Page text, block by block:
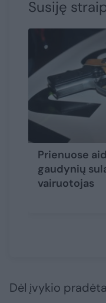
Susiję
Prienuose
gaudynių
vairuotojas
Dėl įvykio